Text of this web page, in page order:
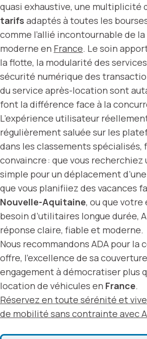
quasi exhaustive, une multiplicité
tarifs adaptés à toutes les
comme l’allié incontournable de
moderne en France. Le soin
la flotte, la modularité des
sécurité numérique des
du service après-location sont
font la différence face à la
L’expérience utilisateur
régulièrement saluée sur les
dans les classements spécialisés,
convaincre : que vous recherchiez
simple pour un déplacement
que vous planifiiez des vacances
Nouvelle-Aquitaine, ou que
besoin d’utilitaires longue durée,
réponse claire, fiable et moderne.
Nous recommandons ADA pour la
offre, l’excellence de sa
engagement à démocratiser plus
location de véhicules en France.
Réservez en toute sérénité et
de mobilité sans contrainte avec